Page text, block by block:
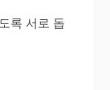
록 서로 돕